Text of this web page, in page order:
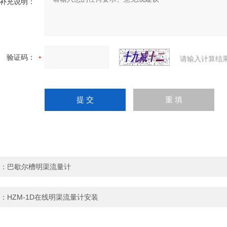
验证码： 请输入计算结
巴歇尔槽明渠流量计
HZM-1D在线明渠流量计安装